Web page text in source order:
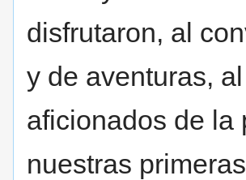
disfrutaron, al
y de aventuras,
aficionados de la
nuestras